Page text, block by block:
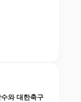
와 대한축구